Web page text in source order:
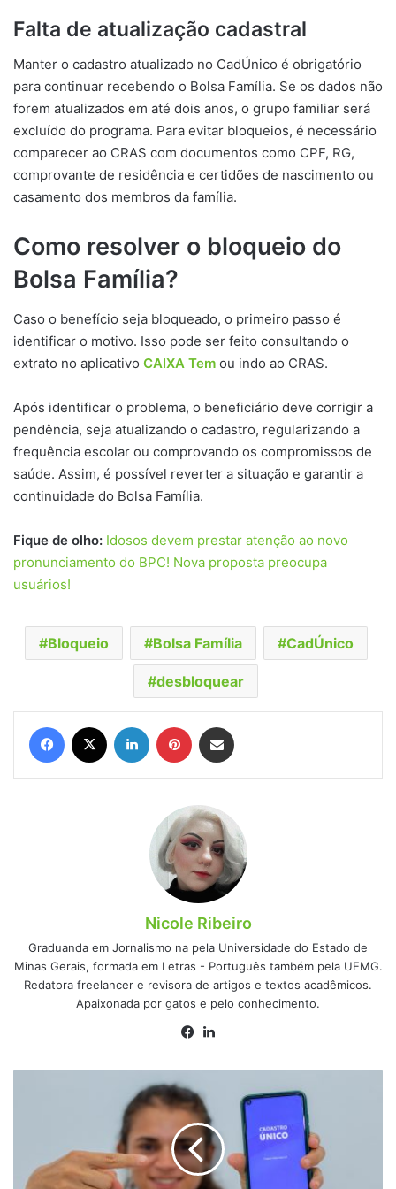
Falta de atualização cadastral
Manter o cadastro atualizado no CadÚnico é obrigatório
para continuar recebendo o Bolsa Família. Se os dados não
forem atualizados em até dois anos, o grupo familiar será
excluído do programa. Para evitar bloqueios, é necessário
comparecer ao CRAS com documentos como CPF, RG,
comprovante de residência e certidões de nascimento ou
casamento dos membros da família.
Como resolver o bloqueio do
Bolsa Família?
Caso o benefício seja bloqueado, o primeiro passo é
identificar o motivo. Isso pode ser feito consultando o
extrato no aplicativo CAIXA Tem ou indo ao CRAS.
Após identificar o problema, o beneficiário deve corrigir a
pendência, seja atualizando o cadastro, regularizando a
frequência escolar ou comprovando os compromissos de
saúde. Assim, é possível reverter a situação e garantir a
continuidade do Bolsa Família.
Fique de olho: Idosos devem prestar atenção ao novo
pronunciamento do BPC! Nova proposta preocupa
usuários!
Bloqueio Bolsa Família CadÚnico
desbloquear
Facebook Linkedin Pinterest
Nicole Ribeiro
Graduanda em Jornalismo na pela Universidade do Estado de
Minas Gerais, formada em Letras - Português também pela UEMG.
Redatora freelancer e revisora de artigos e textos acadêmicos.
Apaixonada por gatos e pelo conhecimento.
Facebook
Veja